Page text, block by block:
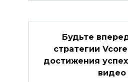
Будьте
стратегии
достижения
видео